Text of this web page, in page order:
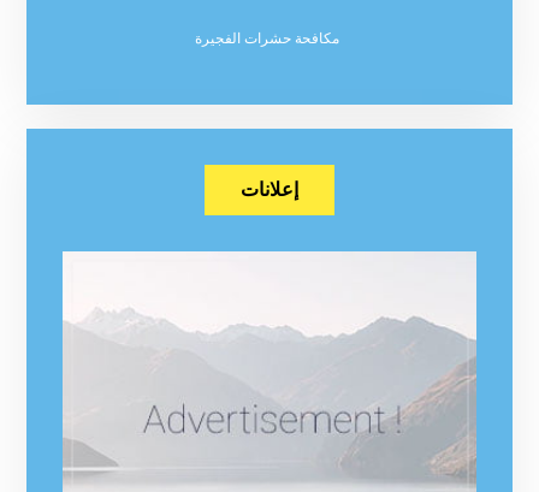
مكافحة حشرات الفجيرة
إعلانات